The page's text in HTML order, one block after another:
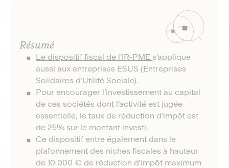
Résumé
Le dispositif fiscal de l’IR-PME s’applique
aussi aux entreprises ESUS (Entreprises
Solidaires d’Utilité Sociale).
Pour encourager l’investissement au capital
de ces sociétés dont l’activité est jugée
essentielle, le taux de réduction d’impôt est
de 25% sur le montant investi.
Ce dispositif entre également dans le
plafonnement des niches fiscales à hauteur
de 10 000 € de réduction d'impôt maximum